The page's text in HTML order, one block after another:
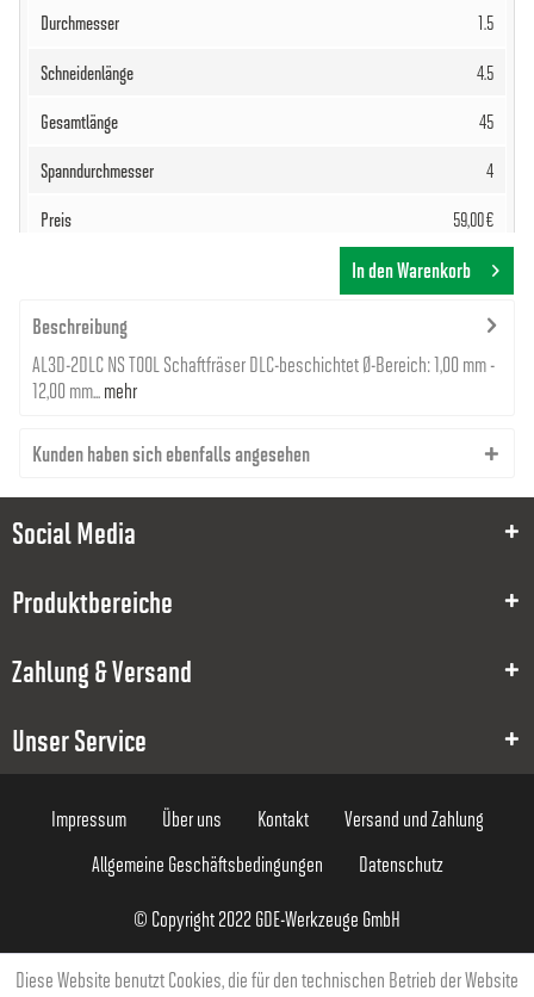
1.5
4.5
45
4
59,00 €
2
In den Warenkorb
Beschreibung
AL3D-2DLC NS TOOL Schaftfräser DLC-beschichtet Ø-Bereich: 1,00 mm -
12,00 mm...mehr
Kunden haben sich ebenfalls angesehen
Social Media
Produktbereiche
Zahlung & Versand
Unser Service
Impressum Über uns Kontakt
Versand und Zahlung
Allgemeine Geschäftsbedingungen
Datenschutz
© Copyright 2022 GDE-Werkzeuge GmbH
Diese Website benutzt Cookies, die für den technischen Betrieb der Website